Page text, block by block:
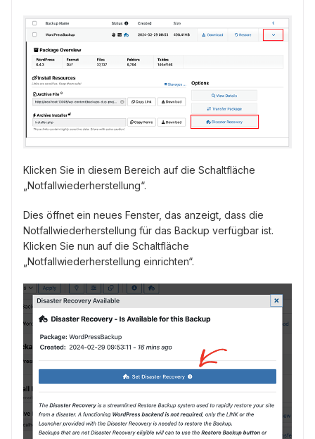
Klicken Sie in diesem Bereich auf die Schaltfläche
„Notfallwiederherstellung“.
Dies öffnet ein neues Fenster, das anzeigt, dass die
Notfallwiederherstellung für das Backup verfügbar ist.
Klicken Sie nun auf die Schaltfläche
„Notfallwiederherstellung einrichten“.